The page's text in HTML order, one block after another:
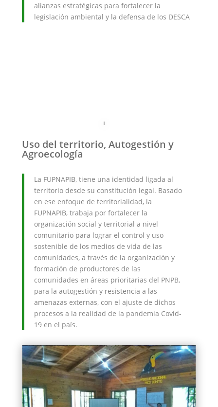
alianzas estratégicas para fortalecer la
legislación ambiental y la defensa de los DESCA
Uso del territorio, Autogestión y
Agroecología
La FUPNAPIB, tiene una identidad ligada al
territorio desde su constitución legal. Basado
en ese enfoque de territorialidad, la
FUPNAPIB, trabaja por fortalecer la
organización social y territorial a nivel
comunitario para lograr el control y uso
sostenible de los medios de vida de las
comunidades, a través de la organización y
formación de productores de las
comunidades en áreas prioritarias del PNPB,
para la autogestión y resistencia a las
amenazas externas, con el ajuste de dichos
procesos a la realidad de la pandemia Covid-
19 en el país.